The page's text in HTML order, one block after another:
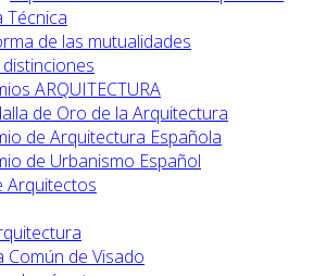
Técnica
de las mutualidades
ARQUITECTURA
de Oro de la Arquitectura
de Arquitectura Española
de Urbanismo Español
Arquitectos
Común de Visado